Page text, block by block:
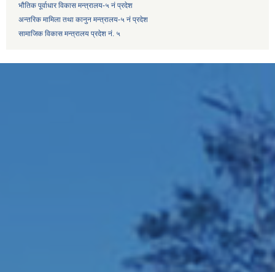
भौतिक पूर्वाधार विकास मन्त्रालय-५ नं प्रदेश
अन्तरिक मामिला तथा कानुन मन्त्रालय-५ नं प्रदेश
सामाजिक विकास मन्त्रालय प्रदेश नं. ५